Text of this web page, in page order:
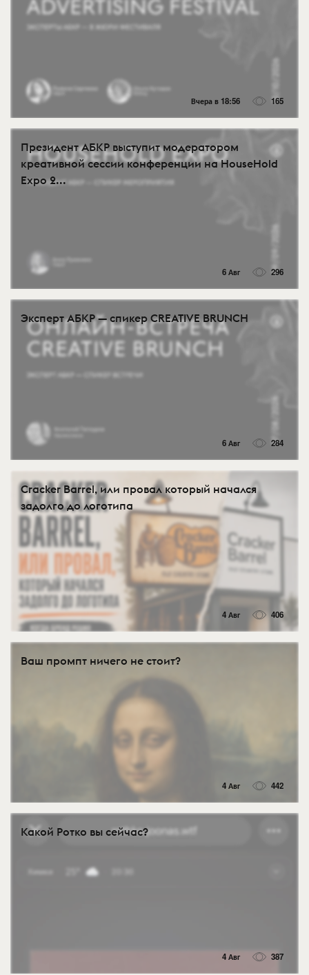
Вчера в 18:56 165
Президент АБКР выступит модератором
креативной сессии конференции на HouseHold
Expo 2...
6 Авг 296
Эксперт АБКР — спикер CREATIVE BRUNCH
6 Авг 284
Cracker Barrel, или провал который начался
задолго до логотипа
4 Авг 406
Ваш промпт ничего не стоит?
4 Авг 442
Какой Ротко вы сейчас?
4 Авг 387